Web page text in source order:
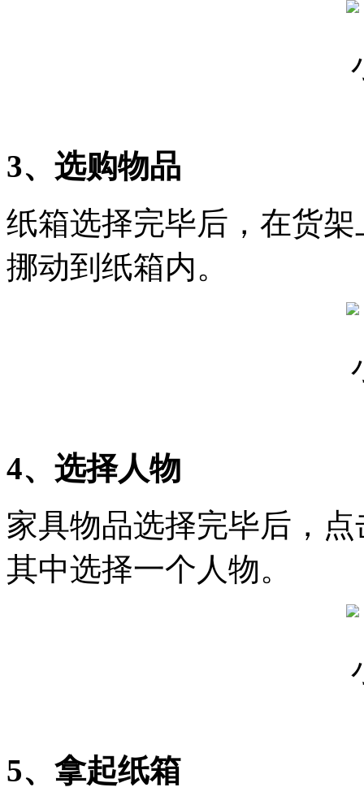
3、选购物品
纸箱选择完毕后，在货
挪动到纸箱内。
4、选择人物
家具物品选择完毕后，
其中选择一个人物。
5、拿起纸箱